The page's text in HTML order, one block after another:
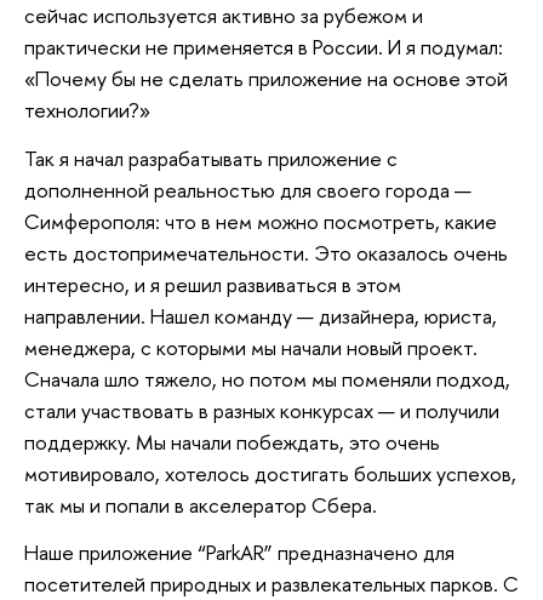
сейчас используется активно за рубежом и
практически не применяется в России. И я подумал:
«Почему бы не сделать приложение на основе этой
технологии?»
Так я начал разрабатывать приложение с
дополненной реальностью для своего города —
Симферополя: что в нем можно посмотреть, какие
есть достопримечательности. Это оказалось очень
интересно, и я решил развиваться в этом
направлении. Нашел команду — дизайнера, юриста,
менеджера, с которыми мы начали новый проект.
Сначала шло тяжело, но потом мы поменяли подход,
стали участвовать в разных конкурсах — и получили
поддержку. Мы начали побеждать, это очень
мотивировало, хотелось достигать больших успехов,
так мы и попали в акселератор Сбера.
Наше приложение “ParkAR” предназначено для
посетителей природных и развлекательных парков. С